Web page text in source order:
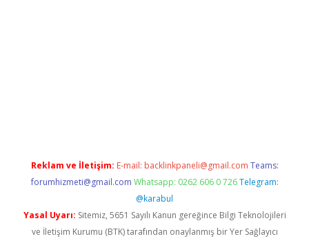
Reklam ve İletişim: E-mail: backlinkpaneli@gmail.com Teams:
forumhizmeti@gmail.com Whatsapp: 0262 606 0 726 Telegram:
@karabul
Yasal Uyarı: Sitemiz, 5651 Sayılı Kanun gereğince Bilgi Teknolojileri
ve İletişim Kurumu (BTK) tarafından onaylanmış bir Yer Sağlayıcı